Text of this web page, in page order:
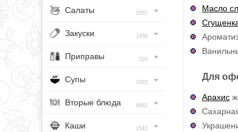
Салаты 2955
Закуски 1456
Приправы 320
Супы 1083
Вторые блюда 4682
Каши 1543
Масло
Для
Арахис